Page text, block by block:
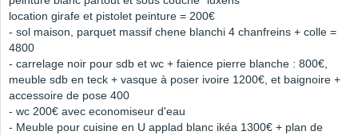
location girafe et pistolet peinture = 200€
- sol maison, parquet massif chene blanchi 4 chanfreins + colle =
4800
- carrelage noir pour sdb et wc + faience pierre blanche : 800€,
meuble sdb en teck + vasque à poser ivoire 1200€, et baignoire +
accessoire de pose 400
- wc 200€ avec economiseur d'eau
- Meuble pour cuisine en U applad blanc ikéa 1300€ + plan de